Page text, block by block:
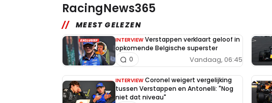
RacingNews365
MEEST GELEZEN
INTERVIEW Verstappen verklaart geloof in
opkomende Belgische superster
Vandaag, 06:45
0
INTERVIEW Coronel weigert vergelijking
tussen Verstappen en Antonelli: "Nog
niet dat niveau"